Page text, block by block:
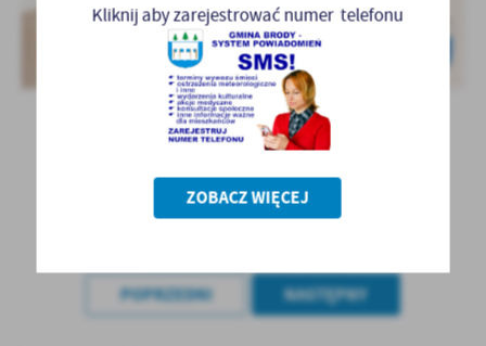
POPRZEDNI NASTĘPNY
Kliknij aby zarejestrować numer telefonu
ZOBACZ WIĘCEJ